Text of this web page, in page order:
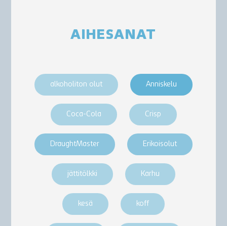
AIHESANAT
alkoholiton olut Anniskelu
Coca-Cola Crisp
DraughtMaster Erikoisolut
jättitölkki Karhu
kesä koff